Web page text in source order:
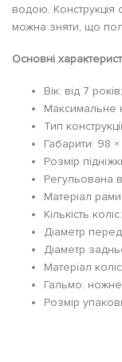
водою. Конструкція
можна зняти, що
Основні
Вік: від 7 років;
Максимальне
Тип
Габарити: 98
Розмір
Регульована
Матеріал
Кількість
Діаметр
Діаметр
Матеріал
Гальмо:
Розмір